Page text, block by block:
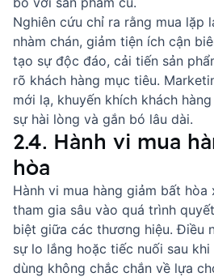
Nghiên cứu chỉ ra rằng mua lặp
nhàm chán, giảm tiện ích cận
tạo sự độc đáo, cải tiến sản
rõ khách hàng mục tiêu.
mới lạ, khuyến khích khách
sự hài lòng và gắn bó lâu dài.
2.4. Hành vi mua
hòa
Hành vi mua hàng giảm bất hòa
tham gia sâu vào quá trình
biệt giữa các thương hiệu. Điều
sự lo lắng hoặc tiếc nuối sau
dùng không chắc chắn về lựa